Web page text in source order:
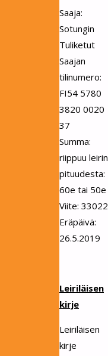
Saaja:
Sotungin
Tuliketut
Saajan
tilinumero:
FI54 5780
3820 0020
37
Summa:
riippuu leirin
pituudesta:
60e tai 50e
Viite: 33022
Eräpäivä:
26.5.2019
Leiriläisen
kirje
Leiriläisen
kirje